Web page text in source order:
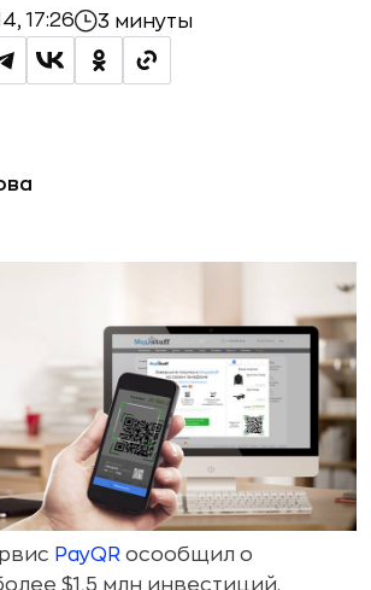
17:26 3 минуты
PayQR осообщил о
$1,5 млн инвестиций.